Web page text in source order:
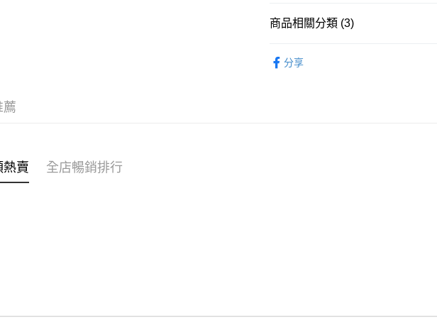
WeChat Pay
送貨方式
商品相關分類 (3)
分享
薦
賣 全店暢銷排行